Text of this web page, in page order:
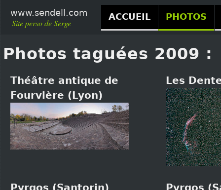
Photos taguées 2009 :
Théâtre antique de
Fourvière (Lyon)
Les
Pyrgos (Santorin) Pyrgos
www.sendell.com ACCUEIL PHOTOS
Site perso de Serge